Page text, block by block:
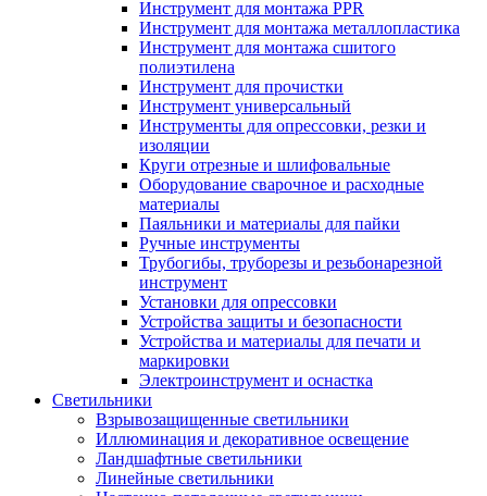
Инструмент для монтажа PPR
Инструмент для монтажа металлопластика
Инструмент для монтажа сшитого
полиэтилена
Инструмент для прочистки
Инструмент универсальный
Инструменты для опрессовки, резки и
изоляции
Круги отрезные и шлифовальные
Оборудование сварочное и расходные
материалы
Паяльники и материалы для пайки
Ручные инструменты
Трубогибы, труборезы и резьбонарезной
инструмент
Установки для опрессовки
Устройства защиты и безопасности
Устройства и материалы для печати и
маркировки
Электроинструмент и оснастка
Светильники
Взрывозащищенные светильники
Иллюминация и декоративное освещение
Ландшафтные светильники
Линейные светильники